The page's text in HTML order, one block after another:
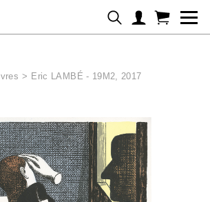
> Eric LAMBÉ - 19M2, 2017
cookies